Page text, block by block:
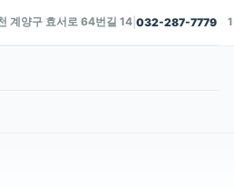
계양구 효서로 64번길 14 |032-287-7779